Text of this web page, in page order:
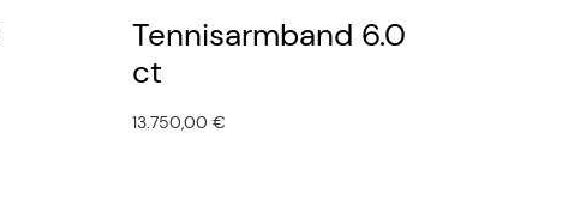
Tennisarmband 6.0
ct
13.750,00€